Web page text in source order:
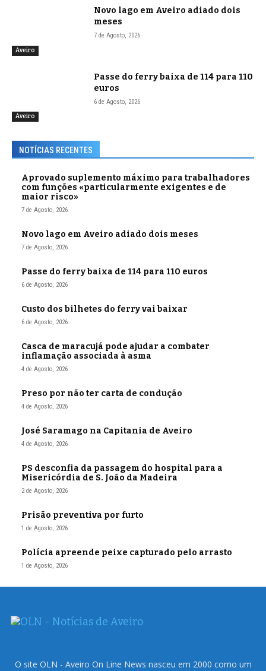
Aveiro
Novo lago em Aveiro adiado dois
meses
7 de Agosto, 2026
Aveiro
Passe do ferry baixa de 114 para 110
euros
6 de Agosto, 2026
NOTÍCIAS RECENTES
Aprovado suplemento máximo para trabalhadores
com funções «particularmente exigentes e de
maior risco»
7 de Agosto, 2026
Novo lago em Aveiro adiado dois meses
7 de Agosto, 2026
Passe do ferry baixa de 114 para 110 euros
6 de Agosto, 2026
Custo dos bilhetes do ferry vai baixar
6 de Agosto, 2026
Casca de maracujá pode ajudar a combater
inflamação associada à asma
4 de Agosto, 2026
Preso por não ter carta de condução
4 de Agosto, 2026
José Saramago na Capitania de Aveiro
4 de Agosto, 2026
PS desconfia da passagem do hospital para a
Misericórdia de S. João da Madeira
2 de Agosto, 2026
Prisão preventiva por furto
1 de Agosto, 2026
Polícia apreende peixe capturado pelo arrasto
1 de Agosto, 2026
O site OLN - Aveiro On Line News nasceu em 2000 como um